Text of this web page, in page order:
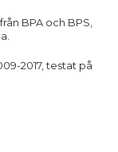
BPA och BPS,
2017, testat på